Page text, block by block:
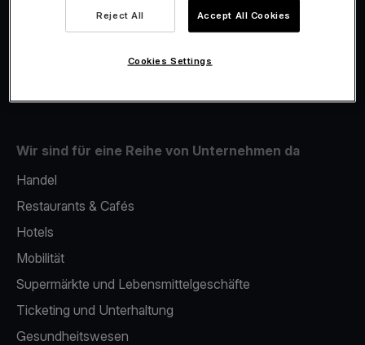
Fiskalisierung
Wir sind für eine Reihe von Unternehmen da
Handel
Restaurants & Cafés
Hotels
Mobilität
Supermärkte und Lebensmittelgeschäfte
Ticketing und Unterhaltung
Gesundheitswesen
Reject All Accept All Cookies
Cookies Settings